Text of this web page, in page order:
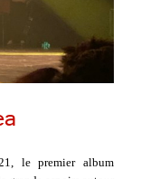
le premier album